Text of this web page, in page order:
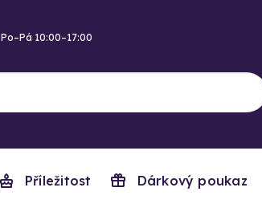
Po–Pá 10:00–17:00
Příležitost Dárkový poukaz